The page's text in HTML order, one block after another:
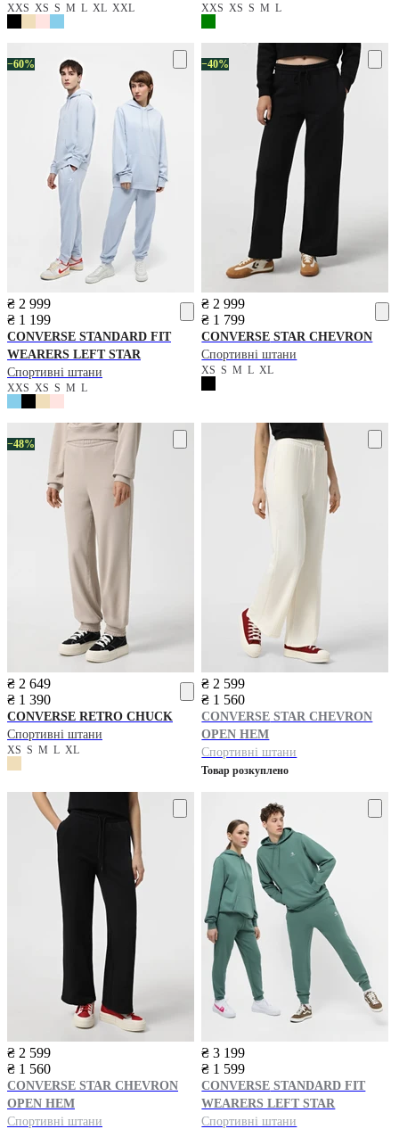
XXS XS S M L XL XXL XXSXSSML
−60%
₴ 2 999
₴ 1 199
CONVERSE STANDARD FIT
WEARERS LEFT STAR
Спортивні штани
XXS XS S M L
−40%
₴ 2 999
₴ 1 799
CONVERSE STAR CHEVRON
Спортивні штани
XSSMLXL
−48%
₴ 2 649
₴ 1 390
CONVERSE RETRO CHUCK
Спортивні штани
XS S M L XL
₴ 2 599
₴ 1 560
CONVERSE STAR CHEVRON
OPEN HEM
Спортивні штани
Товар розкуплено
₴ 2 599
₴ 1 560
CONVERSE STAR CHEVRON
OPEN HEM
Спортивні штани
₴ 3 199
₴ 1 599
CONVERSE STANDARD FIT
WEARERS LEFT STAR
Спортивні штани